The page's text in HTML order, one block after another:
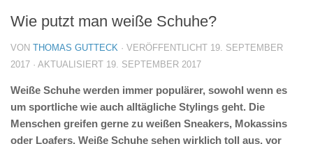
Wie putzt man weiße Schuhe?
VON THOMAS GUTTECK · VERÖFFENTLICHT 19. SEPTEMBER
2017 · AKTUALISIERT 19. SEPTEMBER 2017
Weiße Schuhe werden immer populärer, sowohl wenn es
um sportliche wie auch alltägliche Stylings geht. Die
Menschen greifen gerne zu weißen Sneakers, Mokassins
oder Loafers. Weiße Schuhe sehen wirklich toll aus, vor